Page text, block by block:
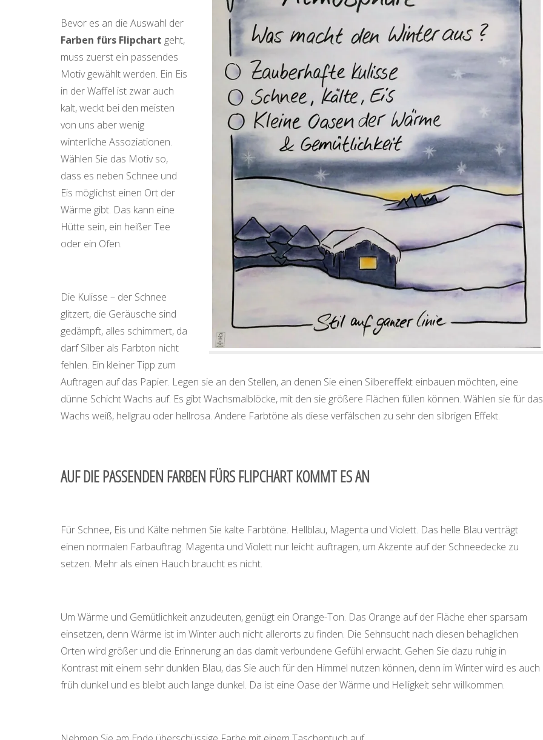
Bevor es an die Auswahl der
Farben fürs Flipchart geht,
muss zuerst ein passendes
Motiv gewählt werden. Ein Eis
in der Waffel ist zwar auch
kalt, weckt bei den meisten
von uns aber wenig
winterliche Assoziationen.
Wählen Sie das Motiv so,
dass es neben Schnee und
Eis möglichst einen Ort der
Wärme gibt. Das kann eine
Hütte sein, ein heißer Tee
oder ein Ofen.
Die Kulisse – der Schnee
glitzert, die Geräusche sind
gedämpft, alles schimmert, da
darf Silber als Farbton nicht
fehlen. Ein kleiner Tipp zum
Auftragen auf das Papier. Legen sie an den Stellen, an denen Sie einen Silbereffekt einbauen möchten, eine
dünne Schicht Wachs auf. Es gibt Wachsmalblöcke, mit den sie größere Flächen füllen können. Wählen sie für das
Wachs weiß, hellgrau oder hellrosa. Andere Farbtöne als diese verfälschen zu sehr den silbrigen Effekt.
AUF DIE PASSENDEN FARBEN FÜRS FLIPCHART KOMMT ES AN
Für Schnee, Eis und Kälte nehmen Sie kalte Farbtöne. Hellblau, Magenta und Violett. Das helle Blau verträgt
einen normalen Farbauftrag. Magenta und Violett nur leicht auftragen, um Akzente auf der Schneedecke zu
setzen. Mehr als einen Hauch braucht es nicht.
Um Wärme und Gemütlichkeit anzudeuten, genügt ein Orange-Ton. Das Orange auf der Fläche eher sparsam
einsetzen, denn Wärme ist im Winter auch nicht allerorts zu finden. Die Sehnsucht nach diesen behaglichen
Orten wird größer und die Erinnerung an das damit verbundene Gefühl erwacht. Gehen Sie dazu ruhig in
Kontrast mit einem sehr dunklen Blau, das Sie auch für den Himmel nutzen können, denn im Winter wird es auch
früh dunkel und es bleibt auch lange dunkel. Da ist eine Oase der Wärme und Helligkeit sehr willkommen.